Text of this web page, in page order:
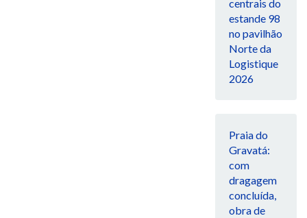
centrais do
estande 98
no pavilhão
Norte da
Logistique
2026
Praia do
Gravatá:
com
dragagem
concluída,
obra de